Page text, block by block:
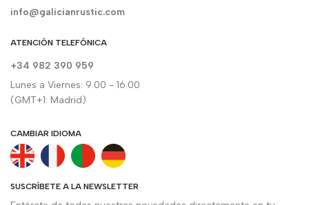
info@galicianrustic.com
ATENCIÓN TELEFÓNICA
+34 982 390 959
Lunes a Viernes: 9.00 - 16.00
(GMT+1: Madrid)
CAMBIAR IDIOMA
SUSCRÍBETE A LA NEWSLETTER